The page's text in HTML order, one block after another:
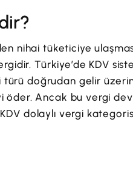
nihai tüketiciye
Türkiye’de KDV
türü doğrudan gelir
öder. Ancak bu vergi
dolaylı vergi